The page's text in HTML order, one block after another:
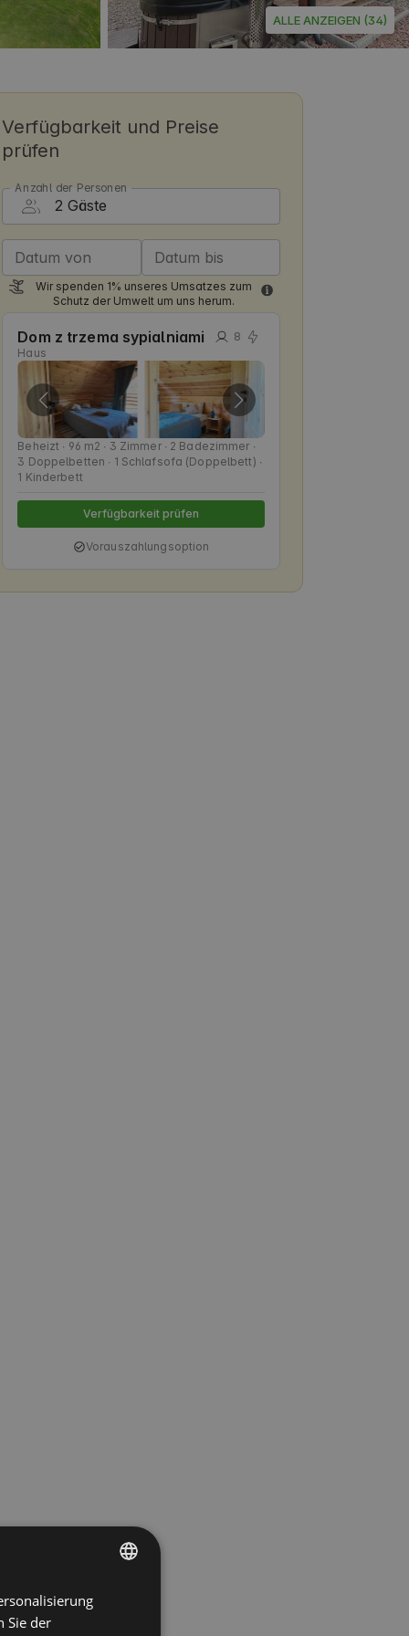
ALLE ANZEIGEN (34)
Verfügbarkeit und Preise
prüfen
Anzahl der Personen
Datum von Datum bis
Wir spenden 1% unseres Umsatzes zum
Schutz der Umwelt um uns herum.
Dom z trzema sypialniami
Haus
8
Beheizt ∙ 96 m2 ∙ 3 Zimmer ∙ 2 Badezimmer ∙
3 Doppelbetten ∙ 1 Schlafsofa (Doppelbett) ∙
1 Kinderbett
Verfügbarkeit prüfen
Vorauszahlungsoption
ENGLISH
Sie der